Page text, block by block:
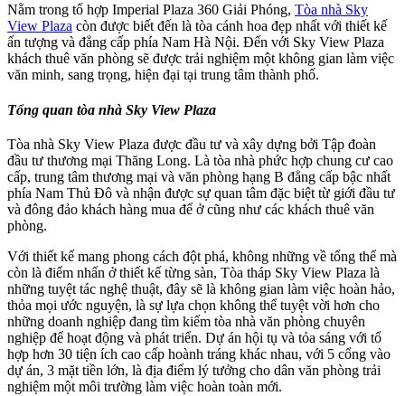
Nằm trong tổ hợp Imperial Plaza 360 Giải Phóng, Tòa nhà Sky
View Plaza còn được biết đến là tòa cánh hoa đẹp nhất với thiết kế
ấn tượng và đẳng cấp phía Nam Hà Nội. Đến với Sky View Plaza
khách thuê văn phòng sẽ được trải nghiệm một không gian làm việc
văn minh, sang trọng, hiện đại tại trung tâm thành phố.
Tổng quan tòa nhà Sky View Plaza
Tòa nhà Sky View Plaza được đầu tư và xây dựng bởi Tập đoàn
đầu tư thương mại Thăng Long. Là tòa nhà phức hợp chung cư cao
cấp, trung tâm thương mại và văn phòng hạng B đẳng cấp bậc nhất
phía Nam Thủ Đô và nhận được sự quan tâm đặc biệt từ giới đầu tư
và đông đảo khách hàng mua để ở cũng như các khách thuê văn
phòng.
Với thiết kế mang phong cách đột phá, không những về tổng thể mà
còn là điểm nhấn ở thiết kế từng sàn, Tòa tháp Sky View Plaza là
những tuyệt tác nghệ thuật, đây sẽ là không gian làm việc hoàn hảo,
thỏa mọi ước nguyện, là sự lựa chọn không thể tuyệt vời hơn cho
những doanh nghiệp đang tìm kiếm tòa nhà văn phòng chuyên
nghiệp để hoạt động và phát triển. Dự án hội tụ và tỏa sáng với tổ
hợp hơn 30 tiện ích cao cấp hoành tráng khác nhau, với 5 cổng vào
dự án, 3 mặt tiền lớn, là địa điểm lý tưởng cho dân văn phòng trải
nghiệm một môi trường làm việc hoàn toàn mới.